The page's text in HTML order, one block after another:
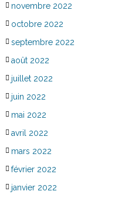
novembre 2022
octobre 2022
septembre 2022
août 2022
juillet 2022
juin 2022
mai 2022
avril 2022
mars 2022
février 2022
janvier 2022